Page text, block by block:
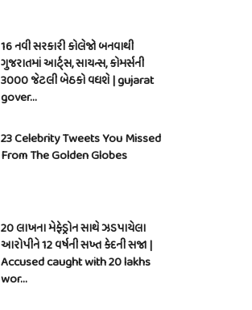
16 નવી સરકારી કોલેજો બનવાથી
ગુજરાતમાં આર્ટ્સ, સાયન્સ, કોમર્સની
3000 જેટલી બેઠકો વધશે | gujarat
gover…
23 Celebrity Tweets You Missed
From The Golden Globes
20 લાખના મેફેડ્રોન સાથે ઝડપાયેલા
આરોપીને 12 વર્ષની સખ્ત કેદની સજા |
Accused caught with 20 lakhs
wor…